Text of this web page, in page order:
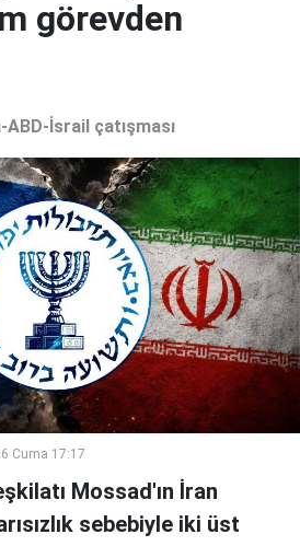
görevden
ABD-İsrail çatışması
Cuma 17:17
Mossad'ın İran
sebebiyle iki üst